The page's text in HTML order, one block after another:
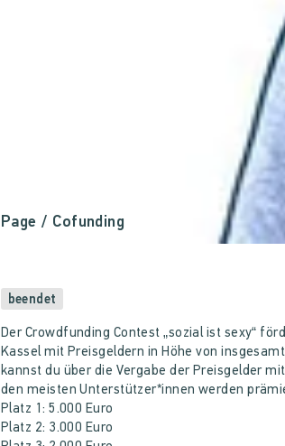
Page / Cofunding
beendet
Der Crowdfunding Contest „sozial ist sexy“
Kassel mit Preisgeldern in Höhe von
kannst du über die Vergabe der Preisgelder
den meisten Unterstützer*innen werden
Platz 1: 5.000 Euro
Platz 2: 3.000 Euro